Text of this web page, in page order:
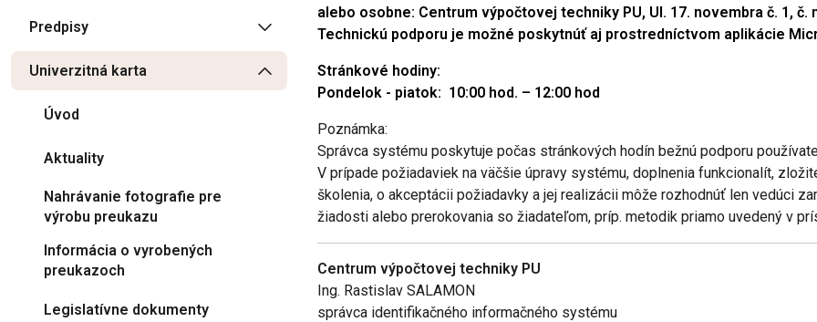
alebo osobne: Centrum výpočtovej techniky PU, Ul. 17. novembra č. 1, č.
Technickú podporu je možné poskytnúť aj prostredníctvom aplikácie
Stránkové hodiny:
Pondelok - piatok: 10:00 hod. – 12:00 hod
Poznámka:
Správca systému poskytuje počas stránkových hodín bežnú podporu
V prípade požiadaviek na väčšie úpravy systému, doplnenia funkcionalít,
školenia, o akceptácii požiadavky a jej realizácii môže rozhodnúť len vedúci
žiadosti alebo prerokovania so žiadateľom, príp. metodik priamo uvedený v
Centrum výpočtovej techniky PU
Ing. Rastislav SALAMON
správca identifikačného informačného systému
Predpisy
Univerzitná karta
Úvod
Aktuality
Nahrávanie fotografie pre
výrobu preukazu
Informácia o vyrobených
preukazoch
Legislatívne dokumenty